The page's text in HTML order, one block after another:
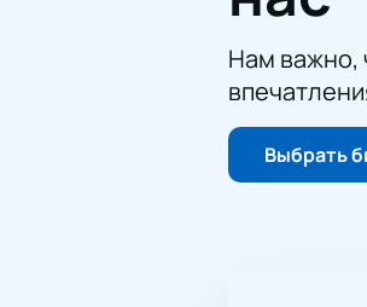
Зайдите на
Нам важно,
Выбрать